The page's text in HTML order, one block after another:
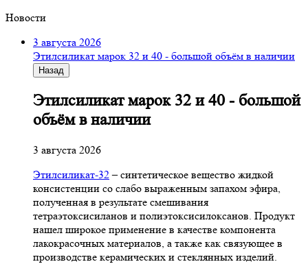
Новости
3 августа 2026
Этилсиликат марок 32 и 40 - большой объём в наличии
Назад
Этилсиликат марок 32 и 40 - большой
объём в наличии
3 августа 2026
Этилсиликат-32– синтетическое вещество жидкой
консистенции со слабо выраженным запахом эфира,
полученная в результате смешивания
тетpаэтоксисиланов и полиэтоксисилоксанов. Продукт
нашел широкое применение в качестве компонента
лакокрасочных материалов, а также как связующее в
производстве керамических и стеклянных изделий.